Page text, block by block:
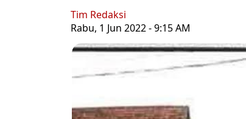
Tim Redaksi
Rabu, 1 Jun 2022 - 9:15 AM